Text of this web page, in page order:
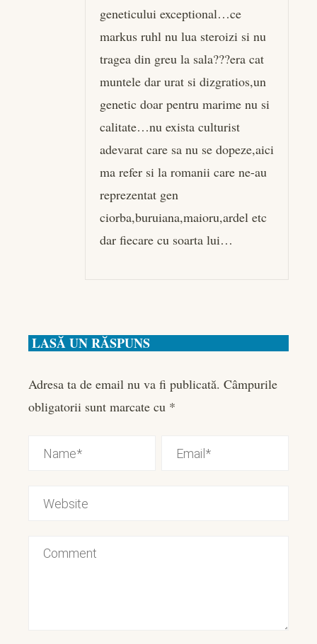
geneticului exceptional…ce
markus ruhl nu lua steroizi si nu
tragea din greu la sala???era cat
muntele dar urat si dizgratios,un
genetic doar pentru marime nu si
calitate…nu exista culturist
adevarat care sa nu se dopeze,aici
ma refer si la romanii care ne-au
reprezentat gen
ciorba,buruiana,maioru,ardel etc
dar fiecare cu soarta lui…
LASĂ UN RĂSPUNS
Adresa ta de email nu va fi publicată. Câmpurile
obligatorii sunt marcate cu *